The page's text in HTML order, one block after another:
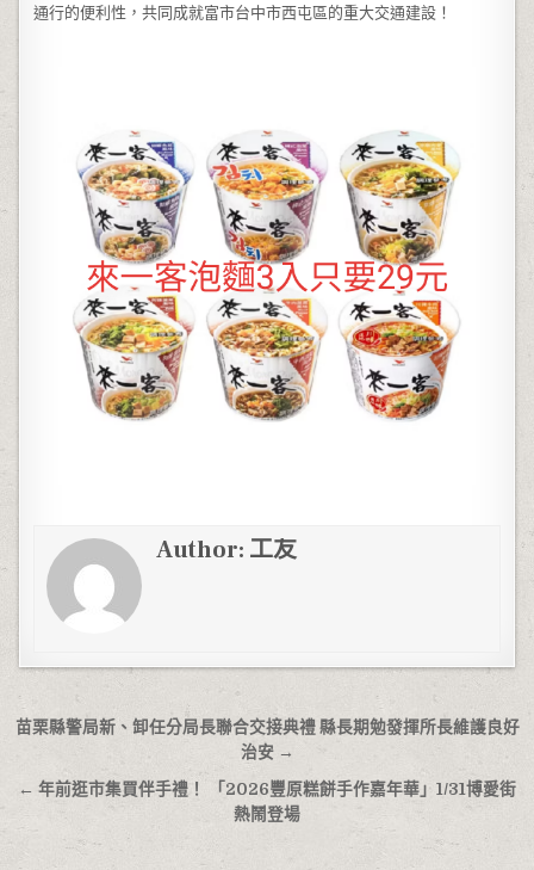
通行的便利性，共同成就富市台中市西屯區的重大交通建設！
Author: 工友
文章導覽
苗栗縣警局新、卸任分局長聯合交接典禮 縣長期勉發揮所長維護良好
治安 →
← 年前逛市集買伴手禮！ 「2026豐原糕餅手作嘉年華」1/31博愛街
熱鬧登場